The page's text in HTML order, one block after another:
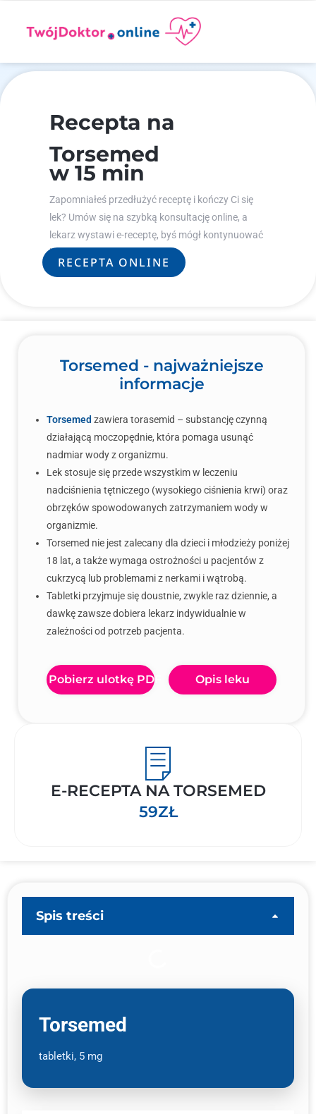
Recepta na
Torsemed
w 15 min
Zapomniałeś przedłużyć receptę i kończy Ci się
lek? Umów się na szybką konsultację online, a
lekarz wystawi e-receptę, byś mógł kontynuować
leczenie.
RECEPTA ONLINE
Torsemed - najważniejsze
informacje
Torsemed zawiera torasemid – substancję czynną
działającą moczopędnie, która pomaga usunąć
nadmiar wody z organizmu.
Lek stosuje się przede wszystkim w leczeniu
nadciśnienia tętniczego (wysokiego ciśnienia krwi) oraz
obrzęków spowodowanych zatrzymaniem wody w
organizmie.
Torsemed nie jest zalecany dla dzieci i młodzieży poniżej
18 lat, a także wymaga ostrożności u pacjentów z
cukrzycą lub problemami z nerkami i wątrobą.
Tabletki przyjmuje się doustnie, zwykle raz dziennie, a
dawkę zawsze dobiera lekarz indywidualnie w
zależności od potrzeb pacjenta.
Pobierz ulotkę PDF Opis leku
E-RECEPTA NA TORSEMED
59ZŁ
Spis treści
Torsemed
tabletki, 5 mg